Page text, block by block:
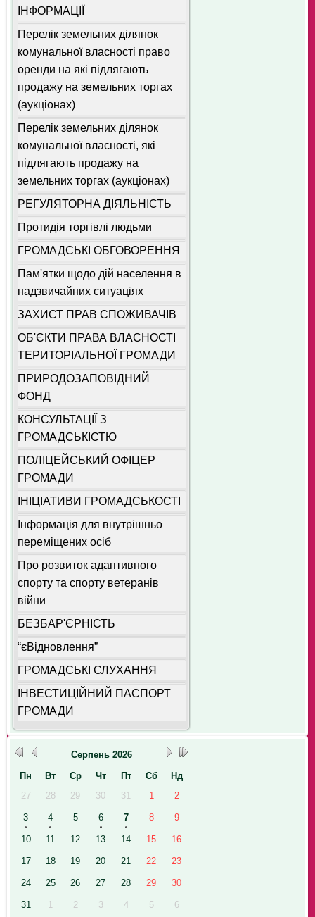
ІНФОРМАЦІЇ
Перелік земельних ділянок
комунальної власності право
оренди на які підлягають
продажу на земельних торгах
(аукціонах)
Перелік земельних ділянок
комунальної власності, які
підлягають продажу на
земельних торгах (аукціонах)
РЕГУЛЯТОРНА ДІЯЛЬНІСТЬ
Протидія торгівлі людьми
ГРОМАДСЬКІ ОБГОВОРЕННЯ
Пам'ятки щодо дій населення в
надзвичайних ситуаціях
ЗАХИСТ ПРАВ СПОЖИВАЧІВ
ОБ'ЄКТИ ПРАВА ВЛАСНОСТІ
ТЕРИТОРІАЛЬНОЇ ГРОМАДИ
ПРИРОДОЗАПОВІДНИЙ
ФОНД
КОНСУЛЬТАЦІЇ З
ГРОМАДСЬКІСТЮ
ПОЛІЦЕЙСЬКИЙ ОФІЦЕР
ГРОМАДИ
ІНІЦІАТИВИ ГРОМАДСЬКОСТІ
Інформація для внутрішньо
переміщених осіб
Про розвиток адаптивного
спорту та спорту ветеранів
війни
БЕЗБАР'ЄРНІСТЬ
“єВідновлення”
ГРОМАДСЬКІ СЛУХАННЯ
ІНВЕСТИЦІЙНИЙ ПАСПОРТ
ГРОМАДИ
Серпень 2026
Пн
Вт Ср Чт Пт Сб
Нд
27
28 29 30 31 1 2
3 4 5 6 7 8 9
10 11 12 13 14 15 16
17 18 19 20 21 22 23
24 25 26 27 28 29 30
31 1 2 3 4 5 6